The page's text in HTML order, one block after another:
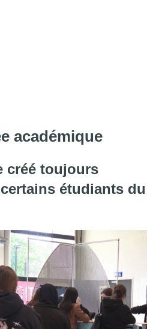
académique
créé toujours
étudiants du